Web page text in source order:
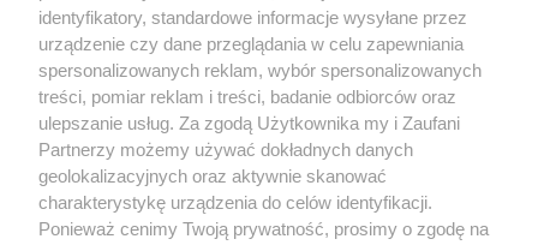
wykorzystanie utworów w całości lub w części z naruszeniem prawa, tzn.
bez właściwej zgody, jest zabronione pod groźbą kary i może być ścigane
prawnie.
O nas
identyfikatory, standardowe informacje wysyłane przez
urządzenie czy dane przeglądania w celu zapewniania
spersonalizowanych reklam, wybór spersonalizowanych
treści, pomiar reklam i treści, badanie odbiorców oraz
ulepszanie usług. Za zgodą Użytkownika my i Zaufani
Partnerzy możemy używać dokładnych danych
geolokalizacyjnych oraz aktywnie skanować
charakterystykę urządzenia do celów identyfikacji.
Ponieważ cenimy Twoją prywatność, prosimy o zgodę na